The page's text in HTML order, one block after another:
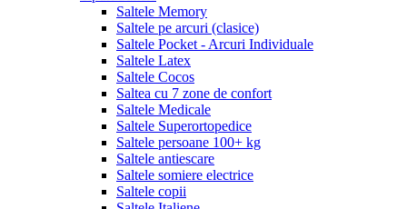
Saltele Memory
Saltele pe arcuri (clasice)
Saltele Pocket - Arcuri Individuale
Saltele Latex
Saltele Cocos
Saltea cu 7 zone de confort
Saltele Medicale
Saltele Superortopedice
Saltele persoane 100+ kg
Saltele antiescare
Saltele somiere electrice
Saltele copii